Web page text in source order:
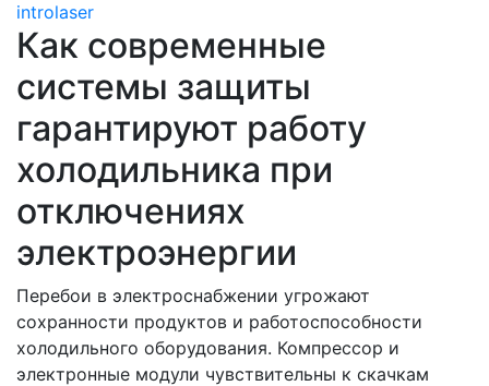
introlaser
Как современные
системы защиты
гарантируют работу
холодильника при
отключениях
электроэнергии
Перебои в электроснабжении угрожают
сохранности продуктов и работоспособности
холодильного оборудования. Компрессор и
электронные модули чувствительны к скачкам